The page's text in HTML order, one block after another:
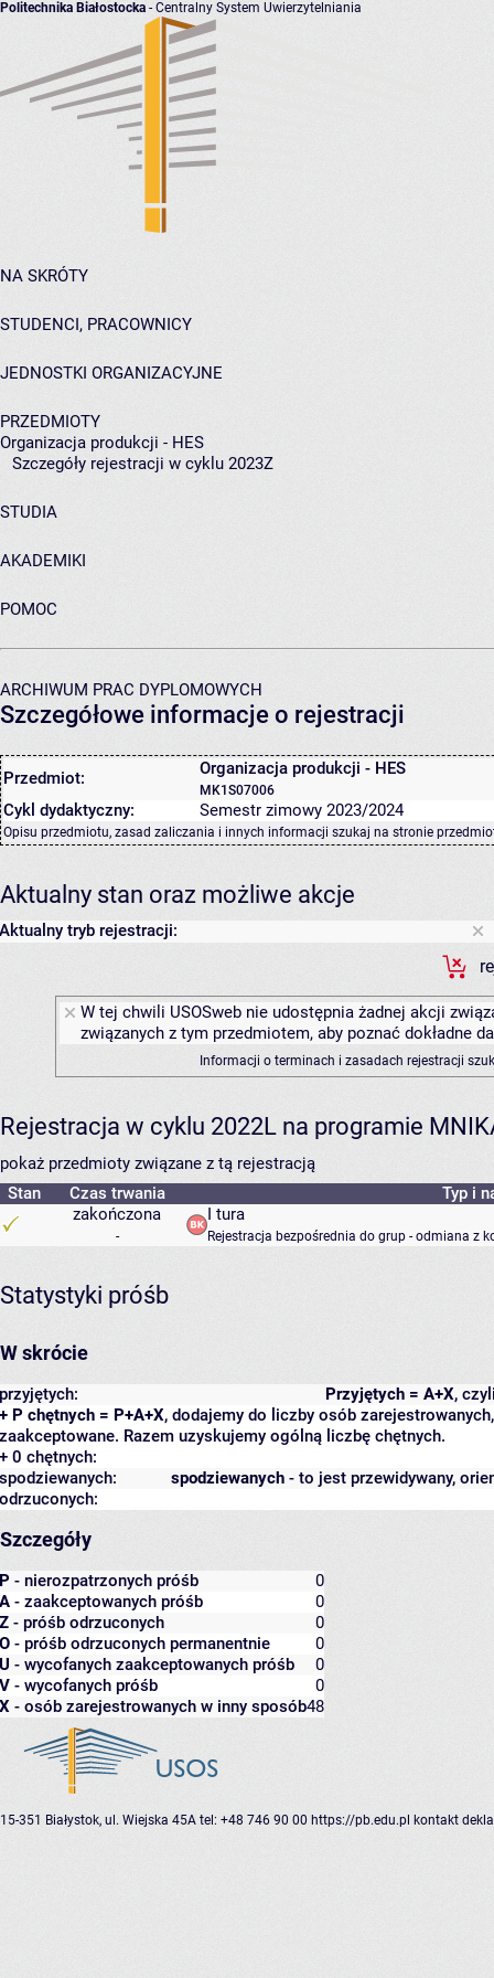
Politechnika Białostocka - Centralny System Uwierzytelniania
NA SKRÓTY
STUDENCI, PRACOWNICY
JEDNOSTKI ORGANIZACYJNE
PRZEDMIOTY
Organizacja produkcji - HES
Szczegóły rejestracji w cyklu 2023Z
STUDIA
AKADEMIKI
POMOC
ARCHIWUM PRAC DYPLOMOWYCH
Szczegółowe informacje o rejestracji
Przedmiot: Organizacja produkcji - HES
MK1S07006
Cykl dydaktyczny: Semestr zimowy 2023/2024
Opisu przedmiotu, zasad zaliczania i innych informacji szukaj na stronie
Aktualny stan oraz możliwe akcje
Aktualny tryb rejestracji:
W tej chwili USOSweb nie udostępnia żadnej akcji
związanych z tym przedmiotem, aby poznać dokładne
Informacji o terminach i zasadach rejestracji
Rejestracja w cyklu 2022L na programie
pokaż przedmioty związane z tą rejestracją
Stan
Czas trwania
Typ i
zakończona
-
I tura
Rejestracja bezpośrednia do grup - odmiana z
Statystyki próśb
W skrócie
Przyjętych = A+X,
przyjętych:
+ P chętnych = P+A+X, dodajemy do liczby osób
zaakceptowane. Razem uzyskujemy ogólną liczbę chętnych.
+ 0 chętnych:
spodziewanych - to jest przewidywany,
spodziewanych:
odrzuconych:
Szczegóły
P - nierozpatrzonych próśb
0
A - zaakceptowanych próśb
0
Z - próśb odrzuconych
0
O - próśb odrzuconych permanentnie
0
U - wycofanych zaakceptowanych próśb
0
V - wycofanych próśb
0
X - osób zarejestrowanych w inny sposób48
15-351 Białystok, ul. Wiejska 45A tel: +48 746 90 00 https://pb.edu.pl kontakt